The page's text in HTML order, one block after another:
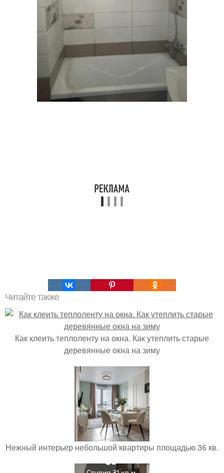
Читайте также
Как клеить теплоленту на окна. Как утеплить старые
деревянные окна на зиму
Нежный интерьер небольшой квартиры площадью 36 кв.